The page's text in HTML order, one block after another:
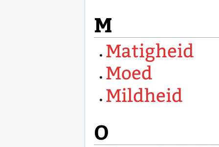
M
Matigheid
Moed
Mildheid
O